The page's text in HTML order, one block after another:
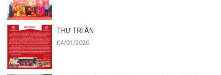
THƯ TRI ÂN
04/01/2020